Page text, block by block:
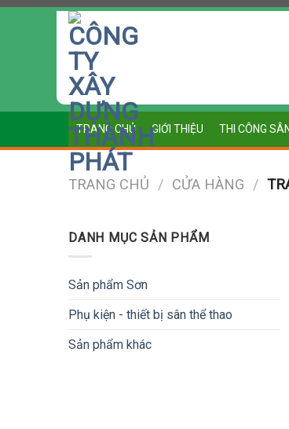
TRANG CHỦ GIỚI THIỆU THI CÔNG
TRANG CHỦ / CỬA HÀNG /
DANH MỤC SẢN PHẨM
Sản phẩm Sơn
Phụ kiện - thiết bị sân thể thao
Sản phẩm khác